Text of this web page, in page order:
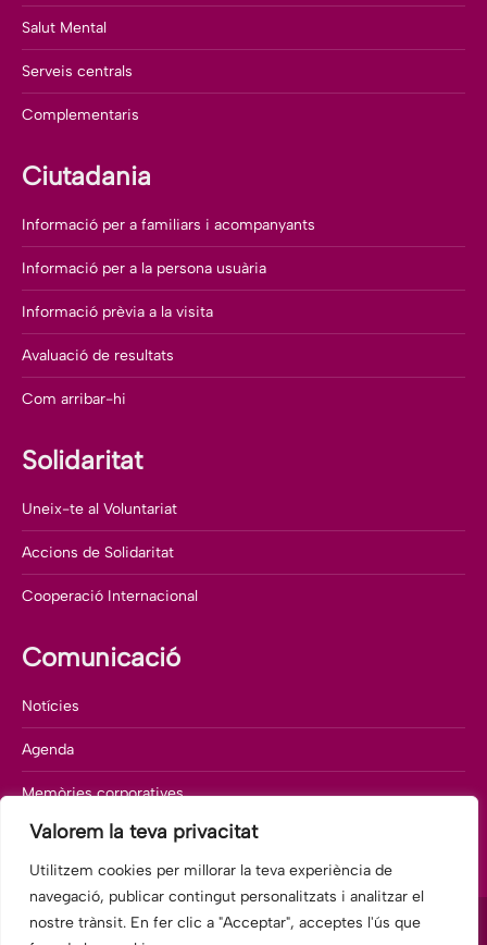
Valorem la teva privacitat
Utilitzem cookies per millorar la teva experiència de
navegació, publicar contingut personalitzats i analitzar el
nostre trànsit. En fer clic a "Acceptar", acceptes l'ús que
Salut Mental
Serveis centrals
Complementaris
Ciutadania
Informació per a familiars i acompanyants
Informació per a la persona usuària
Informació prèvia a la visita
Avaluació de resultats
Com arribar-hi
Solidaritat
Uneix-te al Voluntariat
Accions de Solidaritat
Cooperació Internacional
Comunicació
Notícies
Agenda
Memòries corporatives
Departament de comunicació